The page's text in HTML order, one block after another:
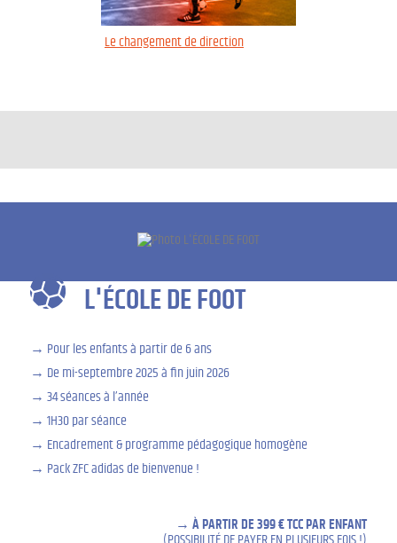
Le changement de direction
L'ÉCOLE DE FOOT
Pour les enfants à partir de 6 ans
De mi-septembre 2025 à fin juin 2026
34 séances à l’année
1H30 par séance
Encadrement & programme pédagogique homogène
Pack ZFC adidas de bienvenue !
À PARTIR DE 399 € TCC PAR ENFANT
(POSSIBILITÉ DE PAYER EN PLUSIEURS FOIS !)